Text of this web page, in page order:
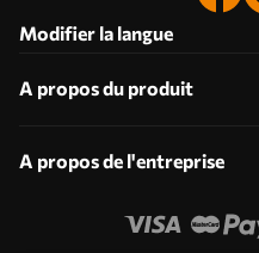
Modifier la langue
A propos du produit
A propos de l'entreprise